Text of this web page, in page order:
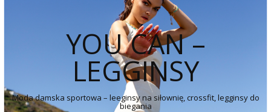
YOU CAN –
LEGGINSY
Moda damska sportowa – leeginsy na siłownię, crossfit, legginsy do
biegania